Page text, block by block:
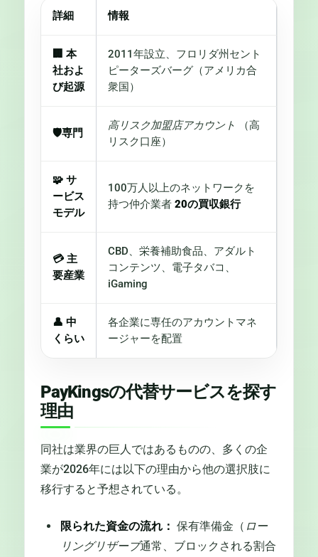
詳細 情報
🏢 本
社およ
び起源
2011年設立、フロリダ州セント
ピーターズバーグ（アメリカ合
衆国）
🛡専門
高リスク加盟店アカウント
（高
リスク口座）
🧩 サ
ービス
モデル
100万人以上のネットワークを
持つ仲介業者 20の買収銀行
💳 主
要産業
CBD、栄養補助食品、アダルト
コンテンツ、電子タバコ、
iGaming
👤 中
くらい
各企業に専任のアカウントマネ
ージャーを配置
PayKingsの代替サービスを探す
理由
同社は業界の巨人ではあるものの、多くの企
業が2026年には以下の理由から他の選択肢に
移行すると予想されている。
限られた資金の流れ： 保有準備金（ ロー
リングリザーブ通常、ブロックされる割合